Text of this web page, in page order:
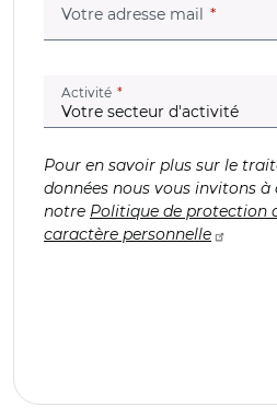
Votre adresse mail (champ
Activité (champ obligatoire)
Pour en savoir plus sur le
données nous vous invitons à
notre Politique de protection
caractère personnelle